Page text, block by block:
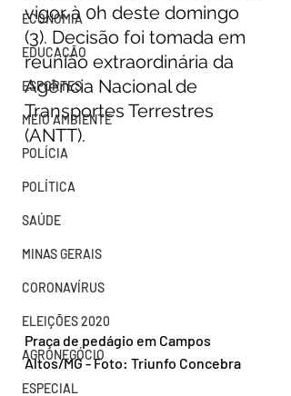
ECONOMIA
EDUCAÇÃO
ESPORTES
MEIO AMBIENTE
POLÍCIA
POLÍTICA
SAÚDE
MINAS GERAIS
CORONAVÍRUS
ELEIÇÕES 2020
AGRONEGÓCIO
ESPECIAL
vigor à 0h deste domingo
(3). Decisão foi tomada em
reunião extraordinária da
Agência Nacional de
Transportes Terrestres
(ANTT).
Praça de pedágio em Campos
Altos/MG - Foto: Triunfo Concebra